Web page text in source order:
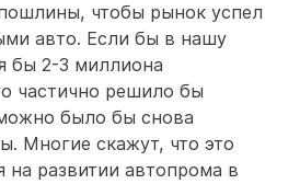
чтобы рынок успел
авто. Если бы в нашу
бы 2-3 миллиона
частично решило бы
было бы снова
Многие скажут, что это
на развитии автопрома в